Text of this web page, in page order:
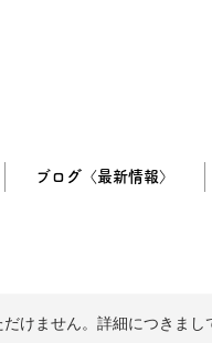
ブログ〈最新情報〉
けません。詳細につきまし